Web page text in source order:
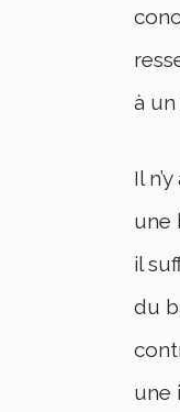
à
Il
une
il
du
une